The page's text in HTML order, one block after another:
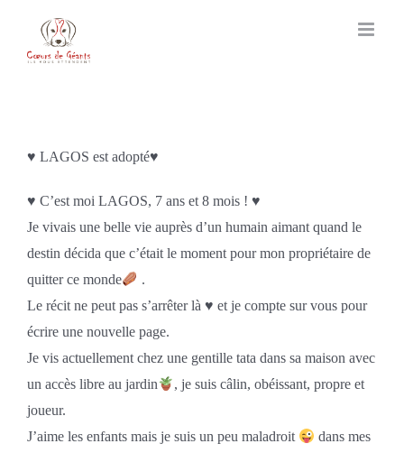
content
♥️ LAGOS est adopté♥️
♥️ C’est moi LAGOS, 7 ans et 8 mois ! ♥️
Je vivais une belle vie auprès d’un humain aimant quand le
destin décida que c’était le moment pour mon propriétaire de
quitter ce monde
.
Le récit ne peut pas s’arrêter là ♥️ et je compte sur vous pour
écrire une nouvelle page.
Je vis actuellement chez une gentille tata dans sa maison avec
un accès libre au jardin
, je suis câlin, obéissant, propre et
joueur.
J’aime les enfants mais je suis un peu maladroit
dans mes